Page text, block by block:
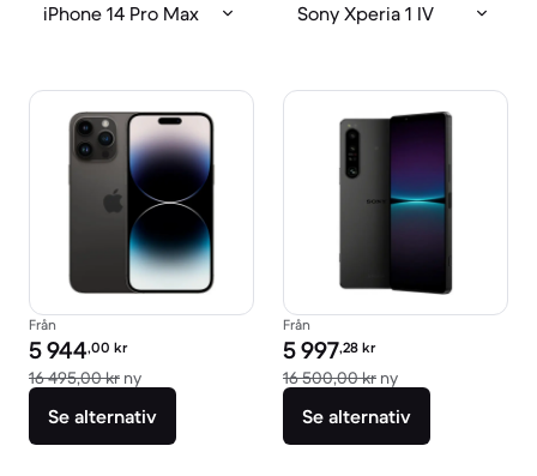
iPhone 14 Pro Max Sony Xperia 1 IV
Från
Pris för rekonditionerad produkt:
5 944,00 kr
16 495,00 kr nyJämfört med nypris 16 495,00 kr
Se alternativ
Från
Pris för rekonditionerad produkt:
5 997,28 kr
16 500,00 kr nyJämfört med
Se alternativ